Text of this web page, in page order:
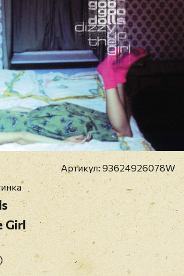
Артикул:93624926078W
Girl